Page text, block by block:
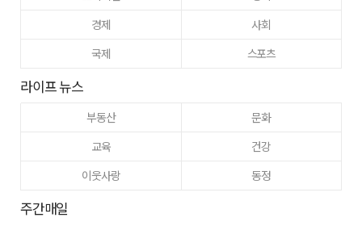
경제
사회
국제
스포츠
라이프 뉴스
부동산
문화
교육
건강
이웃사랑
동정
주간매일